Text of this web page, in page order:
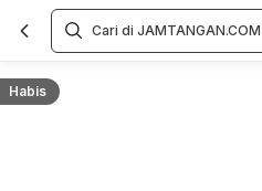
Habis
Overview